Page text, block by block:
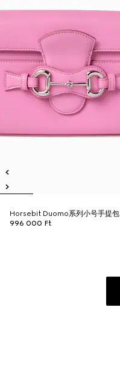
Horsebit Duomo系列小号手提包
996 000 Ft